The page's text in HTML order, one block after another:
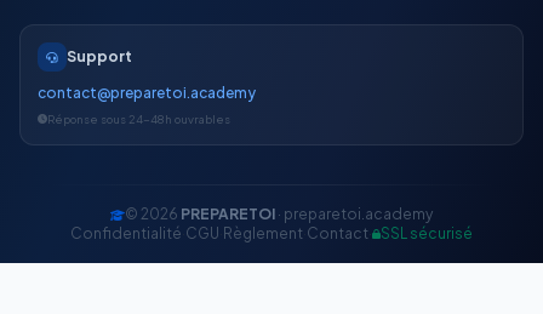
Support
contact@preparetoi.academy
Réponse sous 24-48h ouvrables
© 2026 PREPARETOI · preparetoi.academy
Confidentialité CGU Règlement Contact SSL sécurisé